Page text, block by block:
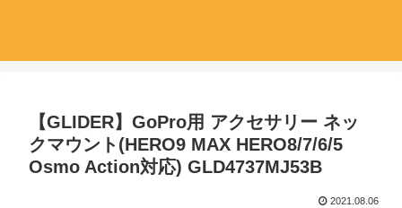
【GLIDER】GoPro用 アクセサリー ネッ
クマウント(HERO9 MAX HERO8/7/6/5
Osmo Action対応) GLD4737MJ53B
2021.08.06